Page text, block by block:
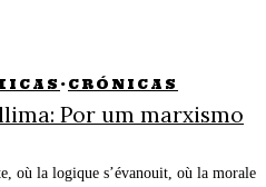
· CRÓNICAS
Por um marxismo
où la logique s’évanouit, où la morale